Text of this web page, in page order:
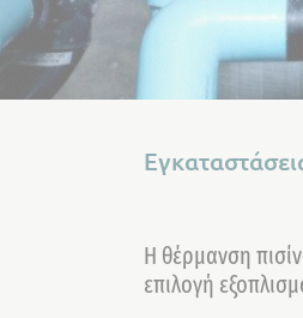
Η θέρμανση
επιλογή